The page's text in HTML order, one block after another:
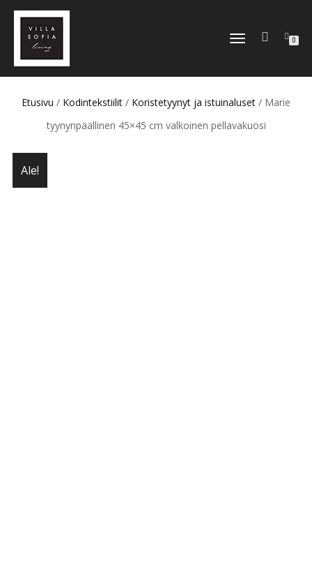
TOGGLE
0
Etusivu / Kodintekstiilit / Koristetyynyt ja istuinaluset / Marie
tyynynpäällinen 45×45 cm valkoinen pellavakuosi
Ale!